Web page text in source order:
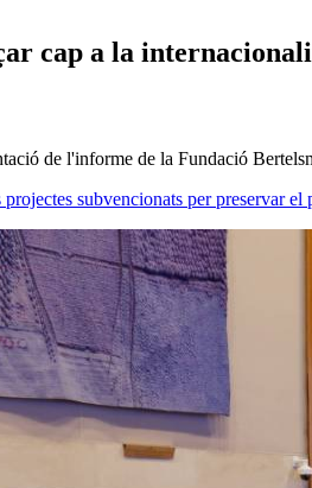
cap a la
de l'informe de la Fundació
subvencionats per preservar